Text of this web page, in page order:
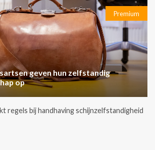
Premium
geven hun zelfstandig
op
regels bij handhaving schijnzelfstandigheid